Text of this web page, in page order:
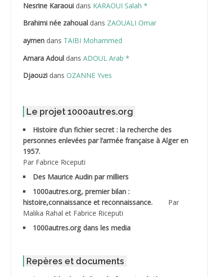
ABDELLI Mohamed
ABDELLI Mohamed *
ABDELMOUMENE Ahmed
ABDESMED Mohamed ben Kaddour
ABDESSELAMI Kouider
ABDESSLEM Ahmed dit le Coiffeur
ABDOUDOU
ABID Mohamed
Nesrine Karaouidans KARAOUI Salah *
Brahimi née zahoualdans ZAOUALI Omar
aymendans TAIBI Mohammed
Amara Adouldans ADOUL Arab *
Djaouzidans OZANNE Yves
Le projet 1000autres.org
Histoire d’un fichier secret : la recherche des
personnes enlevées par l’armée française à Alger en
1957.
Par Fabrice Riceputi
Des Maurice Audin par milliers
1000autres.org, premier bilan :
histoire,connaissance et reconnaissance.
Par
Malika Rahal et Fabrice Riceputi
1000autres.org dans les media
Repères et documents